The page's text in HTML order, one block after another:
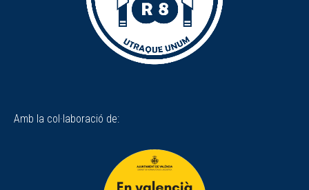
Amb la col·laboració de: